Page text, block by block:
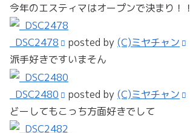
今年のエスティマはオープンで決まり！！
_DSC2478 posted by (C)ミヤチャン
派手好きですいまそん
_DSC2480 posted by (C)ミヤチャン
どーしてもこっち方面好きでして